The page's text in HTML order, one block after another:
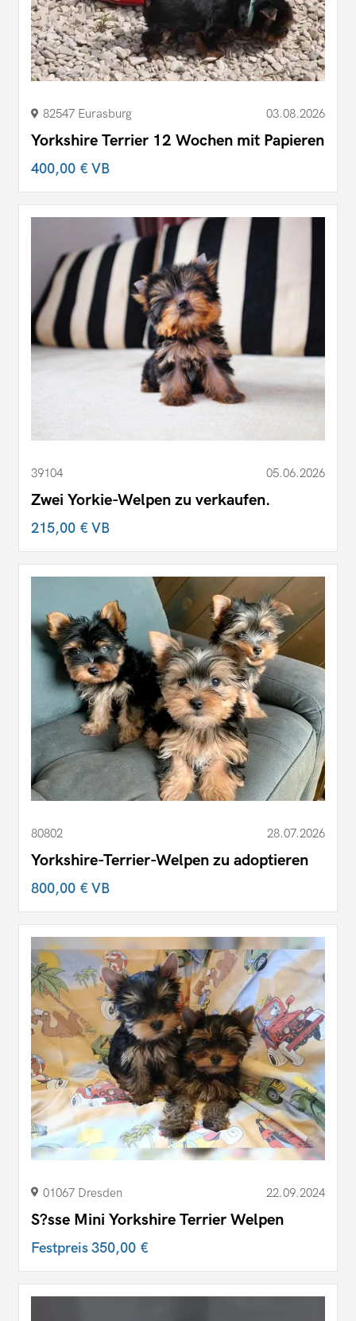
82547 Eurasburg 03.08.2026
Yorkshire Terrier 12 Wochen mit Papieren
400,00 €VB
39104 05.06.2026
Zwei Yorkie-Welpen zu verkaufen.
215,00 €VB
80802 28.07.2026
Yorkshire-Terrier-Welpen zu adoptieren
800,00 €VB
01067 Dresden 22.09.2024
S?sse Mini Yorkshire Terrier Welpen
Festpreis350,00 €